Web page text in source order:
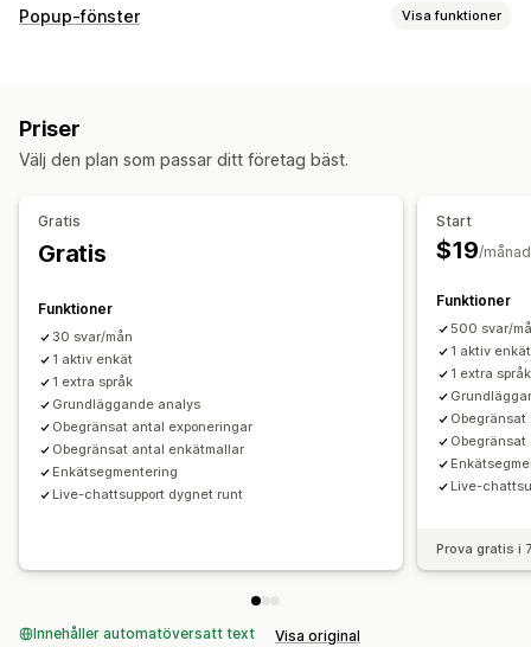
Formuläranpassning
Enkättyper
Net Promoter Score (NPS)
Efter köp
Attribuering
E-post Dataexport
Popup-fönster Visa funktioner
Frågor/quiz
Anpassade popup-fönster
Utlösare och regler
Priser
Välj den plan som passar ditt företag bäst.
Gratis
Gratis
Funktioner
30 svar/mån
1 aktiv enkät
1 extra språk
Grundläggande analys
Obegränsat antal exponeringar
Obegränsat antal enkätmallar
Enkätsegmentering
Live-chattsupport dygnet runt
Start
$19/månad
Funktioner
500 svar/
1 aktiv enkät
1 extra språk
Live-
Prova gratis i
Innehåller automatöversatt text Visa original